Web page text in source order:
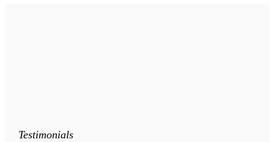
Testimonials